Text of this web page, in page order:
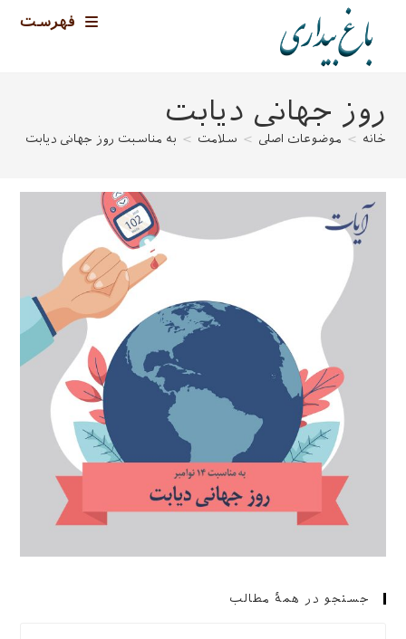
فهرست
روز جهانی دیابت
خانه > موضوعات اصلی > سلامت > به مناسبت روز جهانی دیابت
جستجو در همهٔ مطالب